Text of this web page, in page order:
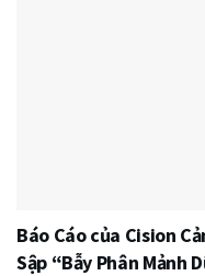
Báo Cáo của Cision
Sập “Bẫy Phân Mảnh